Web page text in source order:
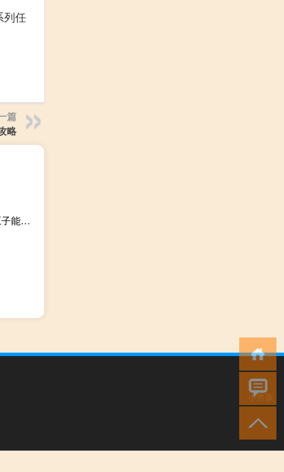
列任
篇
略
英国政府：德国、法国、美国和英国（四方）于9月13日向国际原子能机构理事会发表了一份联合声明
小男孩